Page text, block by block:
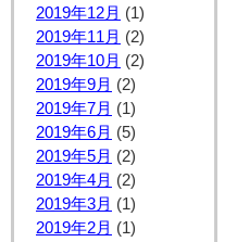
2019年12月 (1)
2019年11月 (2)
2019年10月 (2)
2019年9月 (2)
2019年7月 (1)
2019年6月 (5)
2019年5月 (2)
2019年4月 (2)
2019年3月 (1)
2019年2月 (1)